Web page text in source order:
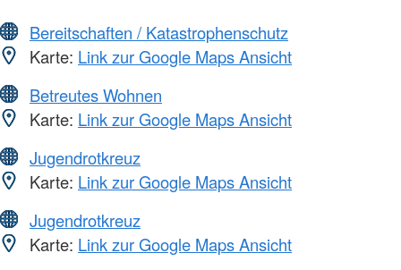
Bereitschaften / Katastrophenschutz
Karte: Link zur Google Maps Ansicht
Betreutes Wohnen
Karte: Link zur Google Maps Ansicht
Jugendrotkreuz
Karte: Link zur Google Maps Ansicht
Jugendrotkreuz
Karte: Link zur Google Maps Ansicht